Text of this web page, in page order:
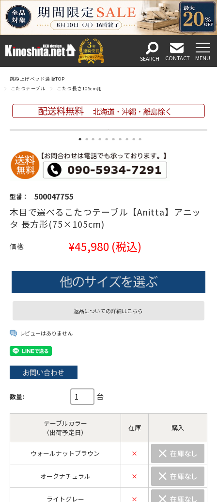
跳ね上げベッド通販TOP
こたつテーブル
こたつ長さ105cm用
型番： 500047755
木目で選べるこたつテーブル【Anitta】アニッ
タ 長方形(75×105cm)
価格: ¥45,980 (税込)
返品についての詳細はこちら
レビューはありません
数量: 台
テーブルカラー
（出荷予定日）
在庫 購入
ウォールナットブラウン ×
オークナチュラル ×
ライトグレー ×